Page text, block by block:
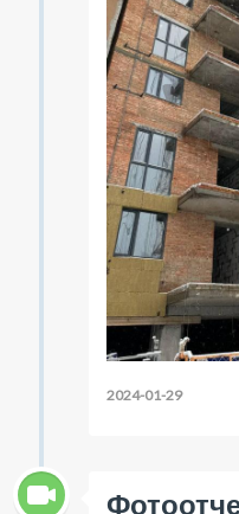
2024-01-29